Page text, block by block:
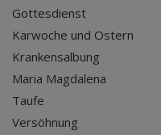
Gottesdienst
Karwoche und Ostern
Krankensalbung
Maria Magdalena
Taufe
Versöhnung